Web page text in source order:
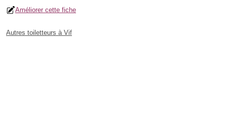
Améliorer cette fiche
Autres toiletteurs à Vif